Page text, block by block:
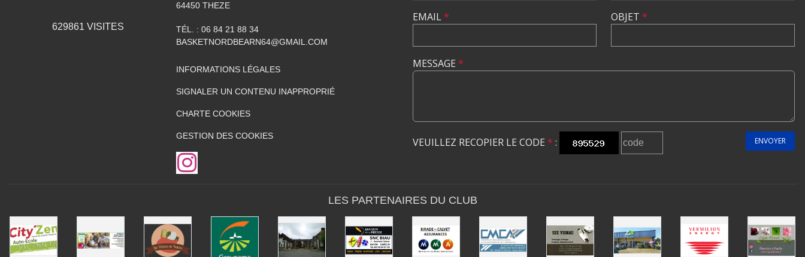
629861 VISITES
64450 THEZE
TÉL. : 06 84 21 88 34
BASKETNORDBEARN64@GMAIL.COM
INFORMATIONS LÉGALES
SIGNALER UN CONTENU INAPPROPRIÉ
CHARTE COOKIES
GESTION DES COOKIES
EMAIL* OBJET *
MESSAGE *
VEUILLEZ RECOPIER LE CODE * : ENVOYER
LES PARTENAIRES DU CLUB